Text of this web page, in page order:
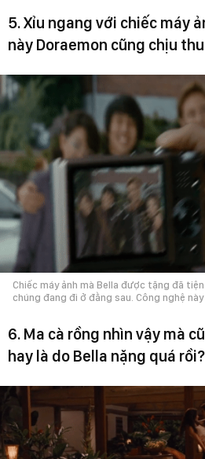
5. Xỉu ngang với chiếc máy
này Doraemon cũng chịu
Chiếc máy ảnh mà Bella được tặng đã
chúng đang đi ở đằng sau. Công nghệ
6. Ma cà rồng nhìn vậy mà
hay là do Bella nặng quá rồi?